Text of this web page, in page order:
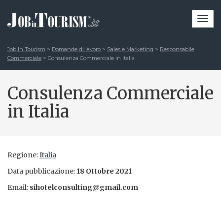
Job In Tourism > Domande di lavoro > Sales e Marketing > Responsabile
Commerciale > Consulenza Commerciale in Italia
Consulenza Commerciale
in Italia
Regione:Italia
Data pubblicazione: 18 Ottobre 2021
Email: sihotelconsulting@gmail.com